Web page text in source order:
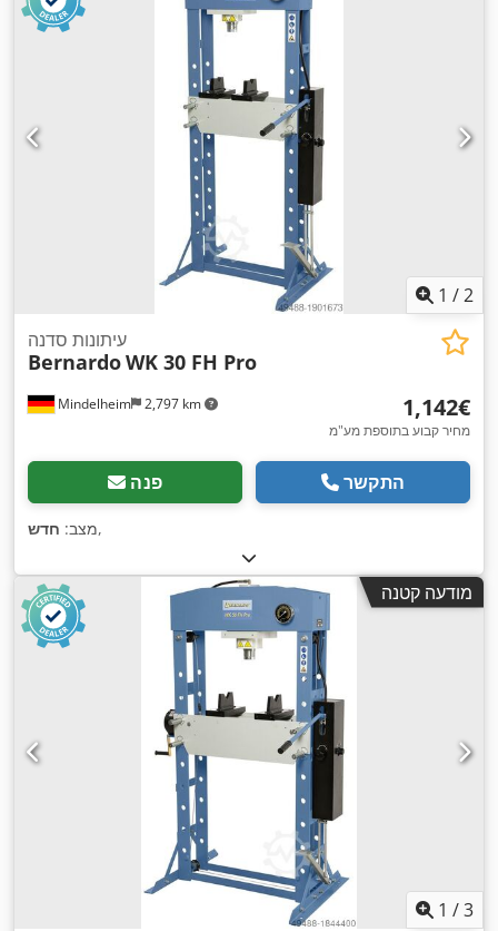
1 /2
Mindelheim 2,797 km
עיתונות סדנה
BernardoWK 30 FH Pro
‏1,142 ‏€
מחיר קבוע בתוספת מע"מ
פנה התקשר
מצב: חדש ,
מודעה קטנה
1 /3